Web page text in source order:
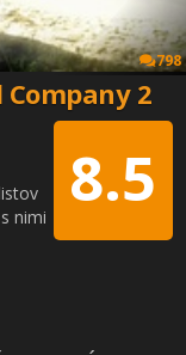
798
2
8.5
nimi